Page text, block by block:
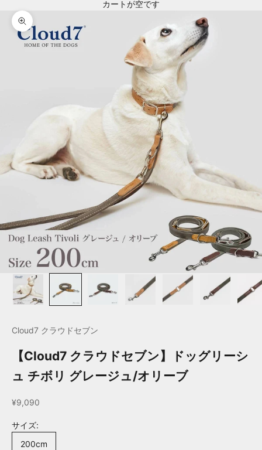
カートが空です
ズームイン
Cloud7 クラウドセブン
【Cloud7 クラウドセブン】ドッグリーシ
ュ チボリ グレージュ/オリーブ
セール価格
¥9,090
サイズ:
200cm